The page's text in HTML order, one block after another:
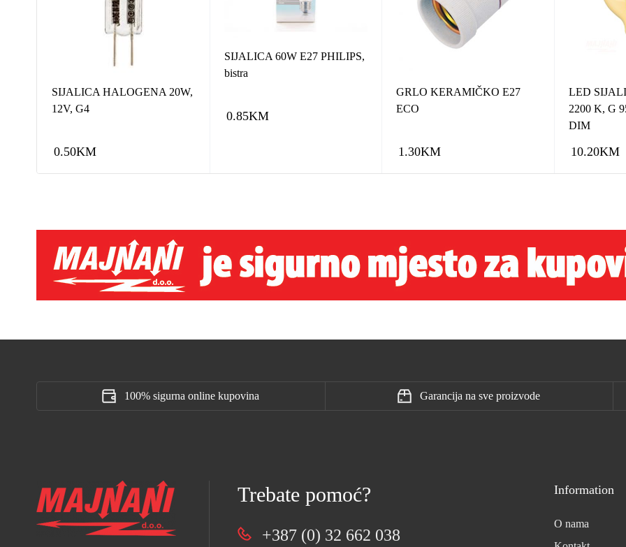
SIJALICA HALOGENA 20W,
12V, G4
0.50KM
SIJALICA 60W E27 PHILIPS,
bistra
0.85KM
GRLO KERAMIČKO E27
ECO
1.30KM
LED
2200 K, G
DIM
10.20KM
100% sigurna online kupovina Garancija na sve proizvode
Trebate pomoć?
+387 (0) 32 662 038
Information
O nama